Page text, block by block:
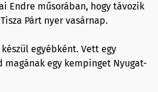
Endre műsorában, hogy távozik
Párt nyer vasárnap.
egyébként. Vett egy
magának egy kempinget Nyugat-